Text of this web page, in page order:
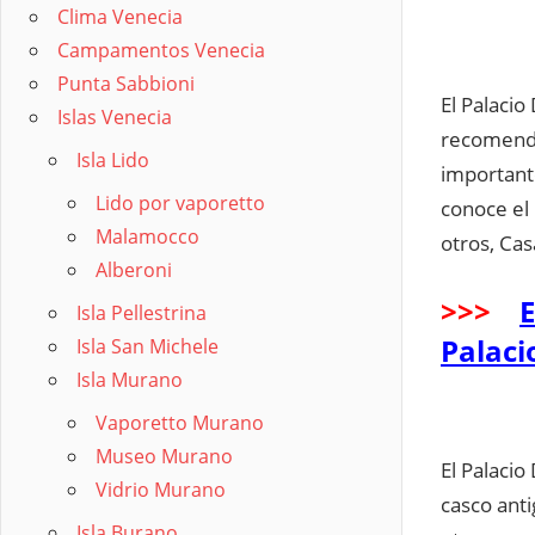
El
conoce
otros,
>>>
El
casco
Clima Venecia
Campamentos Venecia
Punta Sabbioni
Islas Venecia
Isla Lido
Lido por vaporetto
Malamocco
Alberoni
Isla Pellestrina
Isla San Michele
Isla Murano
Vaporetto Murano
Museo Murano
Vidrio Murano